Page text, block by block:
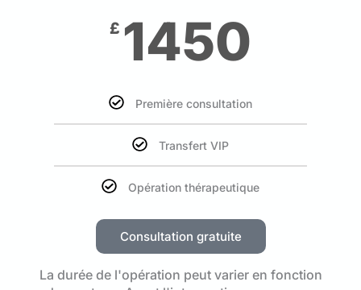
£ 1450
Première consultation
Transfert VIP
Opération thérapeutique
Consultation gratuite
La durée de l'opération peut varier en fonction